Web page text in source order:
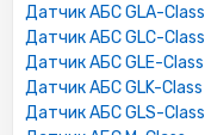
Датчик АБС GLA-Class
Датчик АБС GLC-Class
Датчик АБС GLE-Class
Датчик АБС GLK-Class
Датчик АБС GLS-Class